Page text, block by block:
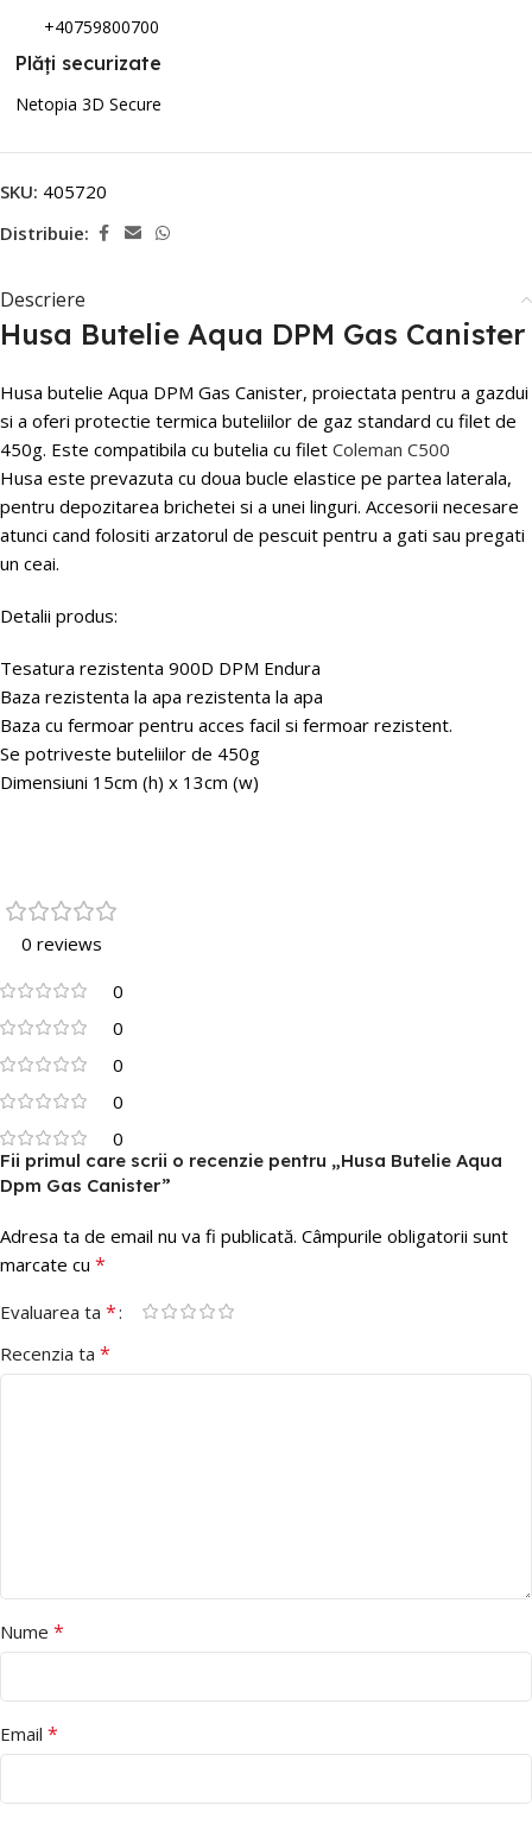
+40759800700
Plăți securizate
Netopia 3D Secure
SKU: 405720
Distribuie:
Descriere
Husa Butelie Aqua DPM Gas Canister
Husa butelie Aqua DPM Gas Canister, proiectata pentru a gazdui
si a oferi protectie termica buteliilor de gaz standard cu filet de
450g. Este compatibila cu butelia cu filet Coleman C500
Husa este prevazuta cu doua bucle elastice pe partea laterala,
pentru depozitarea brichetei si a unei linguri. Accesorii necesare
atunci cand folositi arzatorul de pescuit pentru a gati sau pregati
un ceai.
Detalii produs:
Tesatura rezistenta 900D DPM Endura
Baza rezistenta la apa rezistenta la apa
Baza cu fermoar pentru acces facil si fermoar rezistent.
Se potriveste buteliilor de 450g
Dimensiuni 15cm (h) x 13cm (w)
0 reviews
0
0
0
0
0
Fii primul care scrii o recenzie pentru „Husa Butelie Aqua
Dpm Gas Canister”
Adresa ta de email nu va fi publicată. Câmpurile obligatorii sunt
marcate cu *
Evaluarea ta *
Recenzia ta *
Nume *
Email *